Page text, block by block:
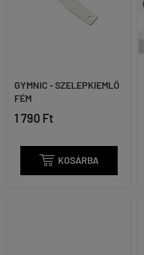
GYMNIC - SZELEPKIEMLŐ
FÉM
1 790 Ft
 KOSÁRBA